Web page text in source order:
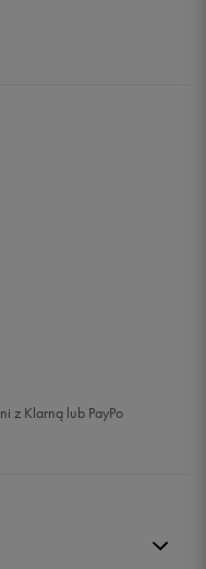
z Klarną lub PayPo